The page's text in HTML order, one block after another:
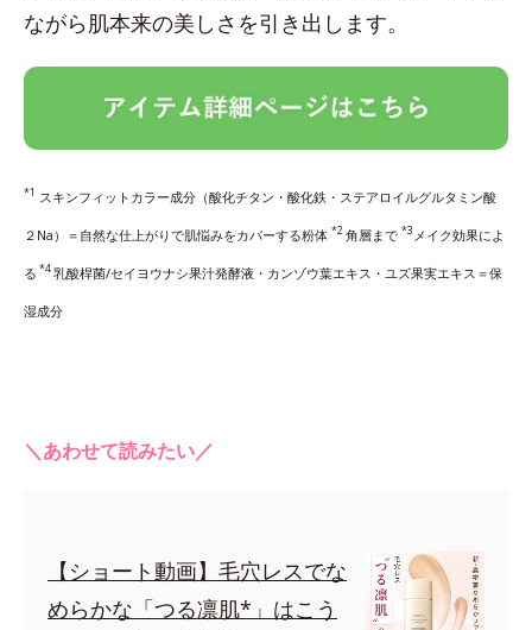
ながら肌本来の美しさを引き出します。
*1 スキンフィットカラー成分（酸化チタン・酸化鉄・ステアロイルグルタミン酸
２Na）＝自然な仕上がりで肌悩みをカバーする粉体 *2 角層まで *3 メイク効果によ
る *4乳酸桿菌/セイヨウナシ果汁発酵液・カンゾウ葉エキス・ユズ果実エキス＝保
湿成分
＼あわせて読みたい／
【ショート動画】毛穴レスでな
めらかな「つる凛肌*」はこう